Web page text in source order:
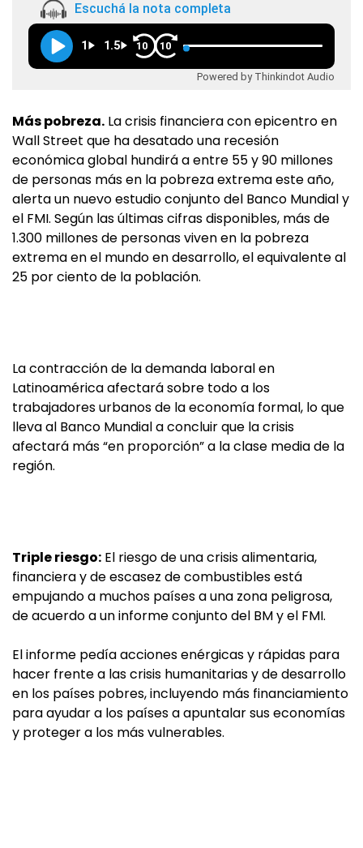
Escuchá la nota completa
1 1.5 10 10
Powered by Thinkindot Audio
Más pobreza. La crisis financiera con epicentro en
Wall Street que ha desatado una recesión
económica global hundirá a entre 55 y 90 millones
de personas más en la pobreza extrema este año,
alerta un nuevo estudio conjunto del Banco Mundial y
el FMI. Según las últimas cifras disponibles, más de
1.300 millones de personas viven en la pobreza
extrema en el mundo en desarrollo, el equivalente al
25 por ciento de la población.
La contracción de la demanda laboral en
Latinoamérica afectará sobre todo a los
trabajadores urbanos de la economía formal, lo que
lleva al Banco Mundial a concluir que la crisis
afectará más “en proporción” a la clase media de la
región.
Triple riesgo: El riesgo de una crisis alimentaria,
financiera y de escasez de combustibles está
empujando a muchos países a una zona peligrosa,
de acuerdo a un informe conjunto del BM y el FMI.
El informe pedía acciones enérgicas y rápidas para
hacer frente a las crisis humanitarias y de desarrollo
en los países pobres, incluyendo más financiamiento
para ayudar a los países a apuntalar sus economías
y proteger a los más vulnerables.